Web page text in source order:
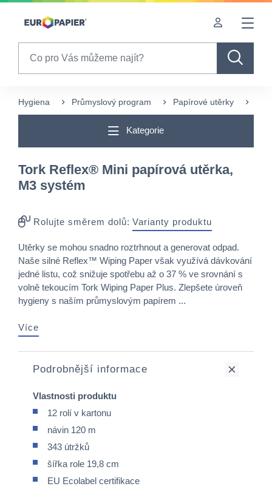
Table Of Content
Často nakupované s tímto produktem
Hygiena Průmyslový program Papírové utěrky
Kategorie
Tork Reflex® Mini papírová utěrka,
M3 systém
Rolujte směrem dolů: Varianty produktu
Utěrky se mohou snadno roztrhnout a generovat odpad.
Naše silné Reflex™ Wiping Paper však využívá dávkování
jedné listu, což snižuje spotřebu až o 37 % ve srovnání s
volně tekoucím Tork Wiping Paper Plus. Zlepšete úroveň
hygieny s naším průmyslovým papírem ...
Více
Podrobnější informace
Vlastnosti produktu
12 rolí v kartonu
návin 120 m
343 útržků
šířka role 19,8 cm
EU Ecolabel certifikace